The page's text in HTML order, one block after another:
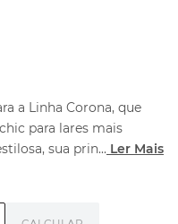
a Linha Corona, que
para lares mais
sua prin... Ler Mais